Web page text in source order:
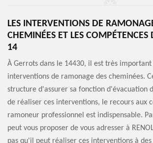
LES INTERVENTIONS DE
CHEMINÉES ET LES COMPÉTENCES
14
À Gerrots dans le 14430, il est très
interventions de ramonage des cheminées.
structure d'assurer sa fonction d'évacuation
de réaliser ces interventions, le recours aux
ramoneur professionnel est indispensable.
peut vous proposer de vous adresser à
pas qu'il peut réaliser ces interventions à